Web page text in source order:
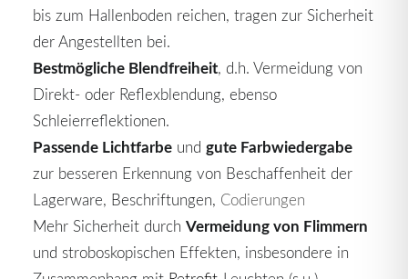
bis zum Hallenboden reichen, tragen zur Sicherheit
der Angestellten bei.
Bestmögliche Blendfreiheit, d.h. Vermeidung von
Direkt- oder Reflexblendung, ebenso
Schleierreflektionen.
Passende Lichtfarbe und gute Farbwiedergabe
zur besseren Erkennung von Beschaffenheit der
Lagerware, Beschriftungen, Codierungen
Mehr Sicherheit durch Vermeidung von Flimmern
und stroboskopischen Effekten, insbesondere in